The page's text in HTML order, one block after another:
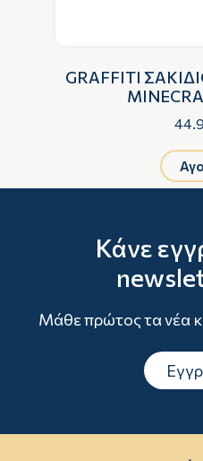
GRAFFITI
Κάνε
Μάθε πρώτος τα νέα